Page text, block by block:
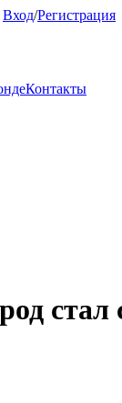
Вход/Регистрация
Контакты
стал